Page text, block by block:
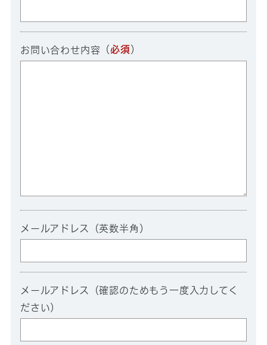
お問い合わせ内容 （必須 ）
メールアドレス（英数半角）
メールアドレス（確認のためもう一度入力してく
ださい）